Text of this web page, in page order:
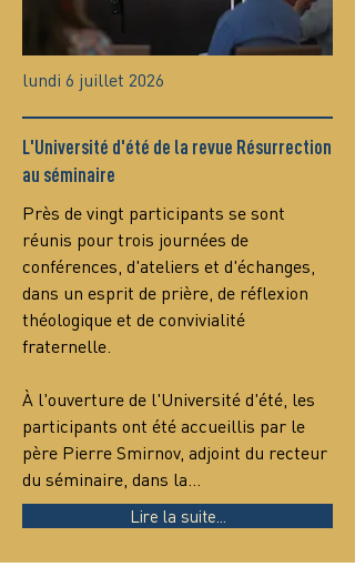
lundi 6 juillet 2026
L'Université d'été de la revue Résurrection
au séminaire
Près de vingt participants se sont
réunis pour trois journées de
conférences, d'ateliers et d'échanges,
dans un esprit de prière, de réflexion
théologique et de convivialité
fraternelle.
À l'ouverture de l'Université d'été, les
participants ont été accueillis par le
père Pierre Smirnov, adjoint du recteur
du séminaire, dans la…
Lire la suite...